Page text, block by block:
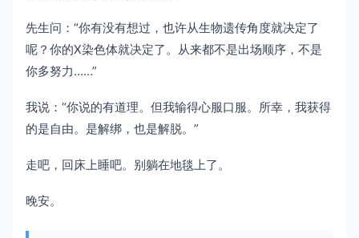
先生问：“你有没有想过，也许从生物遗传角度就决定了
呢？你的X染色体就决定了。从来都不是出场顺序，不是
你多努力……”
我说：“你说的有道理。但我输得心服口服。所幸，我获得
的是自由。是解绑，也是解脱。”
走吧，回床上睡吧。别躺在地毯上了。
晚安。